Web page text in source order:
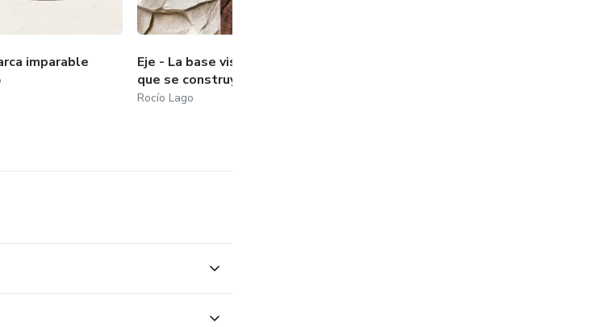
una marca que las sostenga y las
está disperso.
imparable
Eje - La base visual sobre la
que se construye tu marca
Rocío Lago